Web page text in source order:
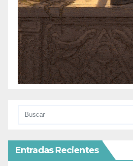
Entradas Recientes